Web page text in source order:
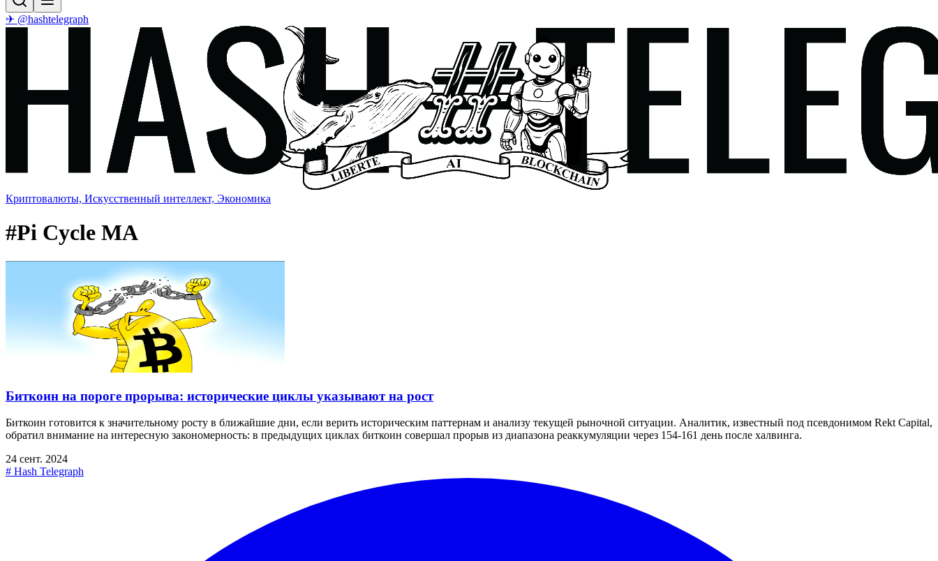
✈ @hashtelegraph
Криптовалюты, Искусственный интеллект, Экономика
#Pi Cycle MA
Биткоин на пороге прорыва: исторические циклы указывают на рост
Биткоин готовится к значительному росту в ближайшие дни, если верить историческим паттернам и анализу текущей рыночной ситуации. Аналитик, известный под псевдонимом Rekt Capital,
обратил внимание на интересную закономерность: в предыдущих циклах биткоин совершал прорыв из диапазона реаккумуляции через 154-161 день после халвинга.
24 сент. 2024
# Hash Telegraph